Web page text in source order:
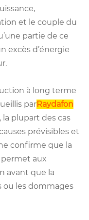
et le couple du
partie de ce
excès d’énergie
à long terme
parRaydafon
, la plupart des cas
prévisibles et
confirme que la
aux
avant que la
ou les dommages